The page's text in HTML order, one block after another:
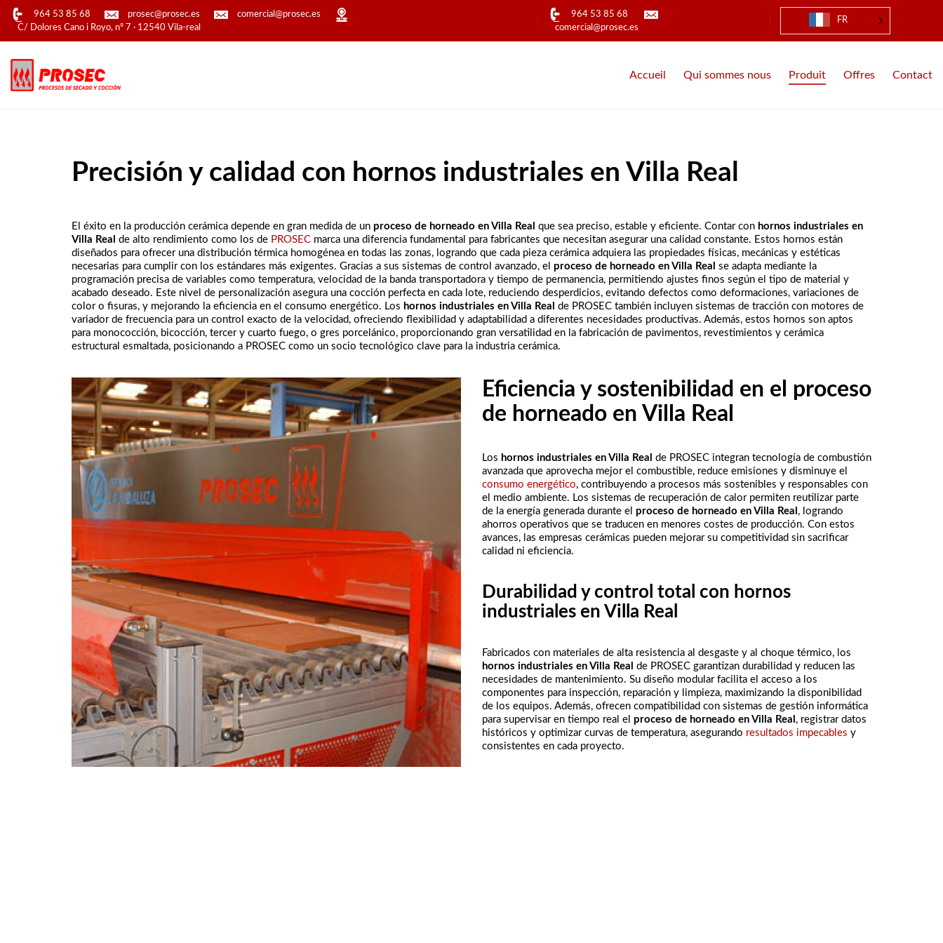
964 53 85 68 prosec@prosec.es
comercial@prosec.es
C/ Dolores Cano i Royo, nº 7 · 12540 Vila-real
964 53 85 68
comercial@prosec.es
FR
Accueil Qui sommes nous Produit Offres Contact
Precisión y calidad con hornos industriales en Villa Real
El éxito en la producción cerámica depende en gran medida de un proceso de horneado en Villa Real que sea preciso, estable y eficiente. Contar con hornos industriales en
Villa Real de alto rendimiento como los de PROSEC marca una diferencia fundamental para fabricantes que necesitan asegurar una calidad constante. Estos hornos están
diseñados para ofrecer una distribución térmica homogénea en todas las zonas, logrando que cada pieza cerámica adquiera las propiedades físicas, mecánicas y estéticas
necesarias para cumplir con los estándares más exigentes. Gracias a sus sistemas de control avanzado, el proceso de horneado en Villa Real se adapta mediante la
programación precisa de variables como temperatura, velocidad de la banda transportadora y tiempo de permanencia, permitiendo ajustes finos según el tipo de material y
acabado deseado. Este nivel de personalización asegura una cocción perfecta en cada lote, reduciendo desperdicios, evitando defectos como deformaciones, variaciones de
color o fisuras, y mejorando la eficiencia en el consumo energético. Los hornos industriales en Villa Real de PROSEC también incluyen sistemas de tracción con motores de
variador de frecuencia para un control exacto de la velocidad, ofreciendo flexibilidad y adaptabilidad a diferentes necesidades productivas. Además, estos hornos son aptos
para monococción, bicocción, tercer y cuarto fuego, o gres porcelánico, proporcionando gran versatilidad en la fabricación de pavimentos, revestimientos y cerámica
estructural esmaltada, posicionando a PROSEC como un socio tecnológico clave para la industria cerámica.
Eficiencia y sostenibilidad en el proceso
de horneado en Villa Real
Los hornos industriales en Villa Real de PROSEC integran tecnología de combustión
avanzada que aprovecha mejor el combustible, reduce emisiones y disminuye el
consumo energético, contribuyendo a procesos más sostenibles y responsables con
el medio ambiente. Los sistemas de recuperación de calor permiten reutilizar parte
de la energía generada durante el proceso de horneado en Villa Real , logrando
ahorros operativos que se traducen en menores costes de producción. Con estos
avances, las empresas cerámicas pueden mejorar su competitividad sin sacrificar
calidad ni eficiencia.
Durabilidad y control total con hornos
industriales en Villa Real
Fabricados con materiales de alta resistencia al desgaste y al choque térmico, los
hornos industriales en Villa Real de PROSEC garantizan durabilidad y reducen las
necesidades de mantenimiento. Su diseño modular facilita el acceso a los
componentes para inspección, reparación y limpieza, maximizando la disponibilidad
de los equipos. Además, ofrecen compatibilidad con sistemas de gestión informática
para supervisar en tiempo real el proceso de horneado en Villa Real , registrar datos
históricos y optimizar curvas de temperatura, asegurando resultados impecables y
consistentes en cada proyecto.